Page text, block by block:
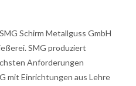
Schirm Metallguss GmbH
SMG produziert
Anforderungen
mit Einrichtungen aus Lehre